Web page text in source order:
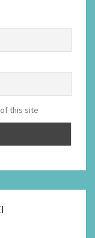
this site